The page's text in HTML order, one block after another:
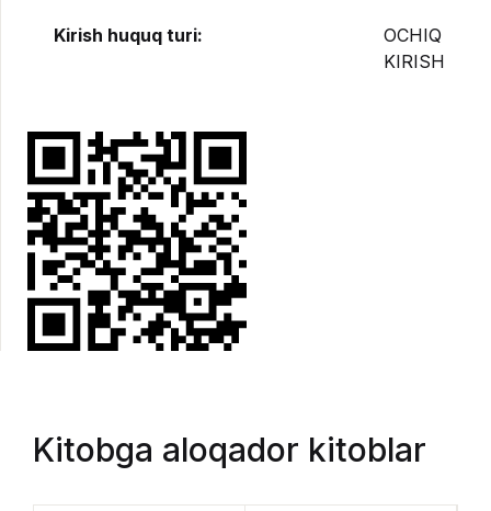
Kirish huquq turi:
OCHIQ
KIRISH
Kitobga aloqador kitoblar